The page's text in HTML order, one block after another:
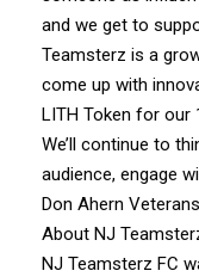
and we get to
Teamsterz is a
come up with
LITH Token for our
We’ll continue to
audience, engage
Don Ahern
About NJ
NJ Teamsterz FC